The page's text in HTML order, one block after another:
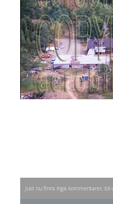
Just nu finns inga kommentarer,